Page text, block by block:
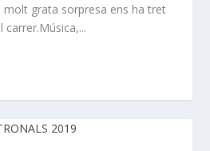
molt grata sorpresa ens ha tret
carrer.Música,...